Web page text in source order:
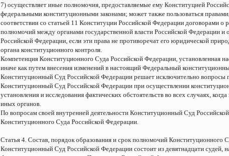
7) осуществляет иные полномочия, предоставляемые ему Конституцией
федеральными конституционными законами; может также пользоваться
соответствии со статьей 11 Конституции Российской Федерации договорами о
полномочий между органами государственной власти Российской Федерации и
Российской Федерации, если эти права не противоречат его юридической
органа конституционного контроля.
Компетенция Конституционного Суда Российской Федерации, установленная
иначе как путем внесения изменений в настоящий Федеральный
Конституционный Суд Российской Федерации решает исключительно вопросы
Конституционный Суд Российской Федерации при осуществлении
установления и исследования фактических обстоятельств во всех случаях,
иных органов.
По вопросам своей внутренней деятельности Конституционный Суд
Конституционного Суда Российской Федерации.
Статья 4. Состав, порядок образования и срок полномочий Конституционного
Конституционный Суд Российской Федерации состоит из девятнадцати судей,